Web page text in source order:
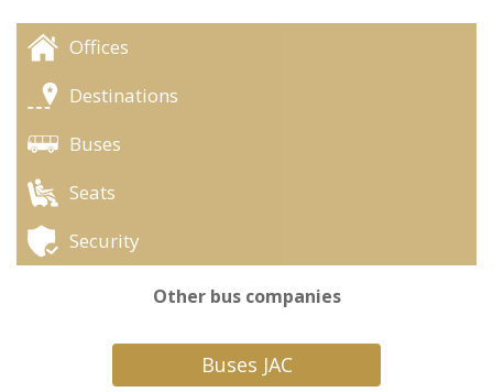
Offices
Destinations
Buses
Seats
Security
Other bus companies
Buses JAC